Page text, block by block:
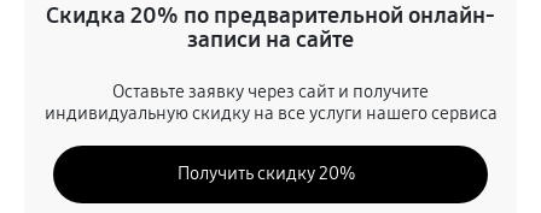
1080 руб 60 минут
Замена фейдеров микшерного пульта Sony AWS-750
1020 руб 60 минут
Скидка 20% по предварительной онлайн-
записи на сайте
Оставьте заявку через сайт и получите
индивидуальную скидку на все услуги нашего сервиса
Получить скидку 20%